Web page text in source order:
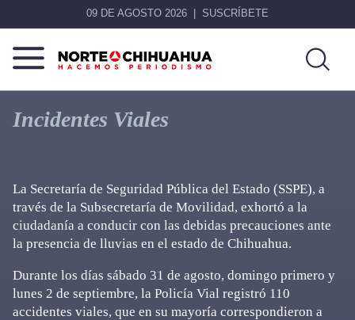
09 DE AGOSTO 2026 SUSCRÍBETE
Norte
De
Chihuahua
Más
que
noticias,
Incidentes Viales
La Secretaría de Seguridad Pública del Estado (SSPE), a
través de la Subsecretaría de Movilidad, exhortó a la
ciudadanía a conducir con las debidas precauciones ante
la presencia de lluvias en el estado de Chihuahua.
Durante los días sábado 31 de agosto, domingo primero y
lunes 2 de septiembre, la Policía Vial registró 110
accidentes viales, que en su mayoría correspondieron a